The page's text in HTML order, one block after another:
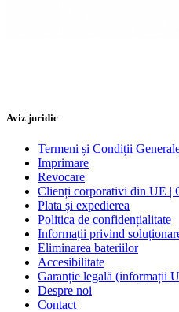
Aviz juridic
Termeni și Condiții
Imprimare
Revocare
Clienți corporativi din UE |
Plata și expedierea
Politica de confidențialitate
Informații privind
Eliminarea bateriilor
Accesibilitate
Garanție legală (informații
Despre noi
Contact